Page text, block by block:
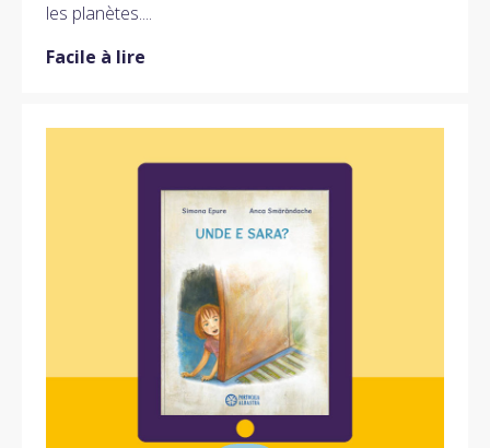
les planètes....
Facile à lire